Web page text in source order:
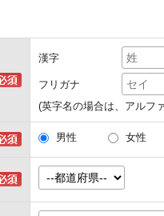
漢字
フリガナ
(英字名の場合は、アルフ
男性 女性